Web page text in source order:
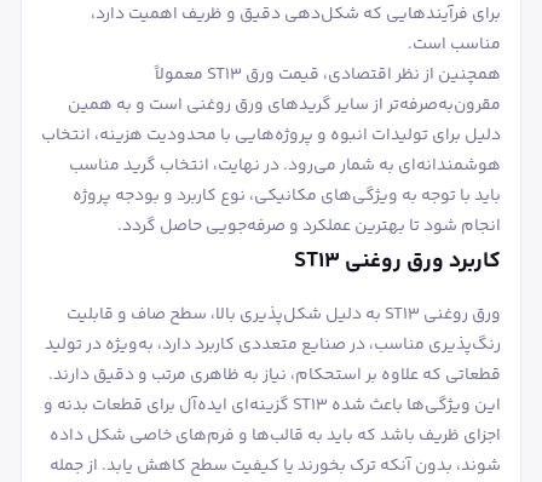
برای فرآیندهایی که شکل‌دهی دقیق و ظریف اهمیت دارد،
مناسب است.
همچنین از نظر اقتصادی، قیمت ورق ST13 معمولاً
مقرون‌به‌صرفه‌تر از سایر گریدهای ورق روغنی است و به همین
دلیل برای تولیدات انبوه و پروژه‌هایی با محدودیت هزینه، انتخاب
هوشمندانه‌ای به شمار می‌رود. در نهایت، انتخاب گرید مناسب
باید با توجه به ویژگی‌های مکانیکی، نوع کاربرد و بودجه پروژه
انجام شود تا بهترین عملکرد و صرفه‌جویی حاصل گردد.
کاربرد ورق روغنی ST13
ورق روغنی ST13 به دلیل شکل‌پذیری بالا، سطح صاف و قابلیت
رنگ‌پذیری مناسب، در صنایع متعددی کاربرد دارد، به‌ویژه در تولید
قطعاتی که علاوه بر استحکام، نیاز به ظاهری مرتب و دقیق دارند.
این ویژگی‌ها باعث شده ST13 گزینه‌ای ایده‌آل برای قطعات بدنه و
اجزای ظریف باشد که باید به قالب‌ها و فرم‌های خاصی شکل داده
شوند، بدون آنکه ترک بخورند یا کیفیت سطح کاهش یابد. از جمله